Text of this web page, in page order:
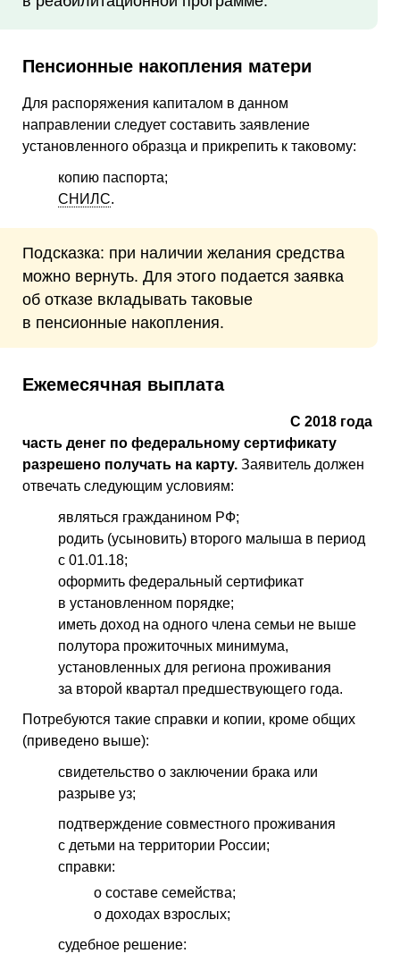
Пенсионные накопления матери
Для распоряжения капиталом в данном
направлении следует составить заявление
установленного образца и прикрепить к таковому:
копию паспорта;
СНИЛС.
Подсказка: при наличии желания средства
можно вернуть. Для этого подается заявка
об отказе вкладывать таковые
в пенсионные накопления.
Ежемесячная выплата
С 2018 года
часть денег по федеральному сертификату
разрешено получать на карту. Заявитель должен
отвечать следующим условиям:
являться гражданином РФ;
родить (усыновить) второго малыша в период
с 01.01.18;
оформить федеральный сертификат
в установленном порядке;
иметь доход на одного члена семьи не выше
полутора прожиточных минимума,
установленных для региона проживания
за второй квартал предшествующего года.
Потребуются такие справки и копии, кроме общих
(приведено выше):
свидетельство о заключении брака или
разрыве уз;
подтверждение совместного проживания
с детьми на территории России;
справки:
о составе семейства;
о доходах взрослых;
судебное решение: